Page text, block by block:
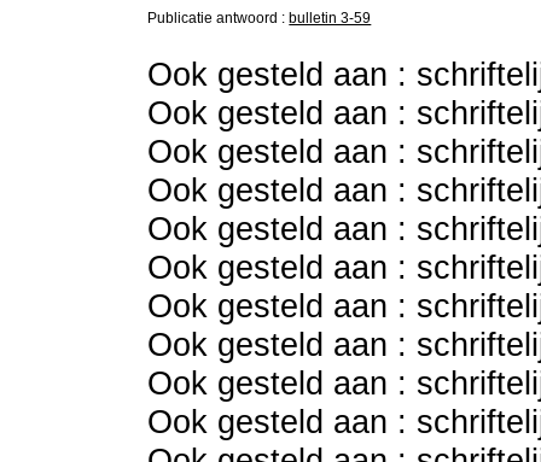
Publicatie antwoord : bulletin 3-59
Ook gesteld aan :
Ook gesteld aan :
Ook gesteld aan :
Ook gesteld aan :
Ook gesteld aan :
Ook gesteld aan :
Ook gesteld aan :
Ook gesteld aan :
Ook gesteld aan :
Ook gesteld aan :